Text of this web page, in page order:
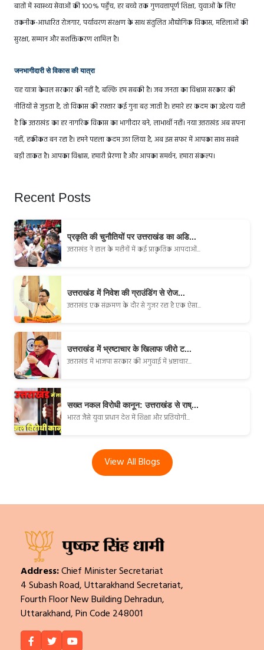
बातों में स्वास्थ्य सेवाओं की 100% पहुँच, हर बच्चे तक गुणवत्तापूर्ण शिक्षा, युवाओं के लिए
तकनीक-आधारित रोजगार, पर्यावरण संरक्षण के साथ संतुलित औद्योगिक विकास, महिलाओं की
सुरक्षा, सम्मान और सशक्तिकरण शामिल है।
जनभागीदारी से विकास की यात्रा
यह यात्रा केवल सरकार की नहीं है, बल्कि हम सबकी है। जब जनता का विश्वास सरकार की
नीतियों से जुड़ता है, तो विकास की रफ़्तार कई गुना बढ़ जाती है। हमारे हर कदम का उद्देश्य यही
है कि उत्तराखंड का हर नागरिक विकास का भागीदार बने, लाभार्थी नहीं। नया उत्तराखंड अब सपना
नहीं, हकीकत बन रहा है। हमने पहला कदम उठा लिया है, अब इस सफर में आपका साथ सबसे
बड़ी ताकत है। आपका विश्वास, हमारी प्रेरणा है और आपका समर्थन, हमारा संकल्प।
Recent Posts
प्रकृति की चुनौतियों पर उत्तराखंड का अडि...
उत्तराखंड ने हाल के महीनों में कई प्राकृतिक आपदाओं...
उत्तराखंड में निवेश की ग्राउंडिंग से रोज...
उत्तराखंड एक संक्रमण के दौर से गुजर रहा है एक ऐसा...
उत्तराखंड में भ्रष्टाचार के खिलाफ जीरो ट...
उत्तराखंड में भाजपा सरकार की अगुवाई में भ्रष्टाचार...
सख्त नकल विरोधी कानून: उत्तराखंड से राष्...
भारत जैसे युवा प्रधान देश में शिक्षा और प्रतियोगी...
View All Blogs
Address:Chief Minister Secretariat
4 Subash Road, Uttarakhand Secretariat,
Fourth Floor New Building Dehradun,
Uttarakhand, Pin Code 248001